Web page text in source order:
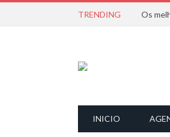
TRENDING Os
INICIO